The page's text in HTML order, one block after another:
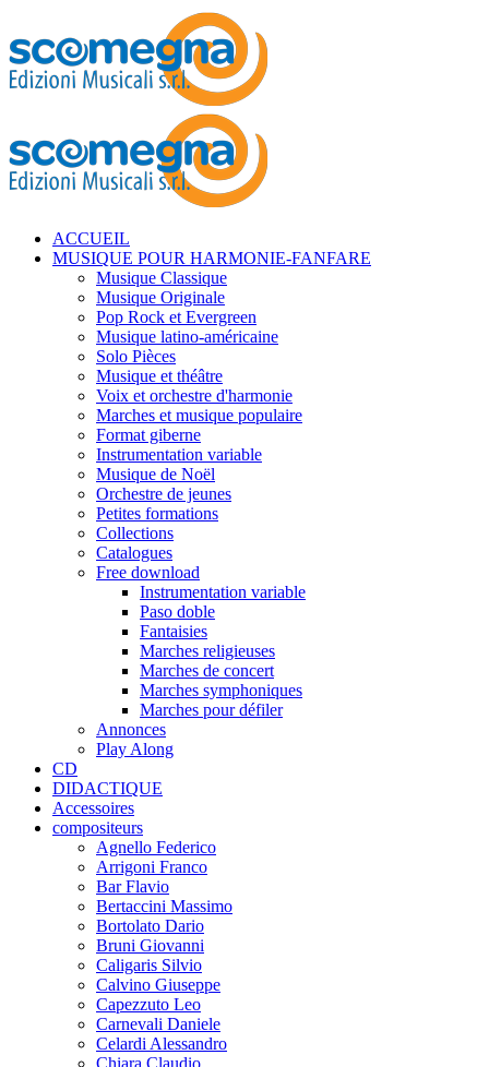
ACCUEIL
MUSIQUE POUR HARMONIE-FANFARE
Musique Classique
Musique Originale
Pop Rock et Evergreen
Musique latino-américaine
Solo Pièces
Musique et théâtre
Voix et orchestre d'harmonie
Marches et musique populaire
Format giberne
Instrumentation variable
Musique de Noël
Orchestre de jeunes
Petites formations
Collections
Catalogues
Free download
Instrumentation variable
Paso doble
Fantaisies
Marches religieuses
Marches de concert
Marches symphoniques
Marches pour défiler
Annonces
Play Along
CD
DIDACTIQUE
Accessoires
compositeurs
Agnello Federico
Arrigoni Franco
Bar Flavio
Bertaccini Massimo
Bortolato Dario
Bruni Giovanni
Caligaris Silvio
Calvino Giuseppe
Capezzuto Leo
Carnevali Daniele
Celardi Alessandro
Chiara Claudio